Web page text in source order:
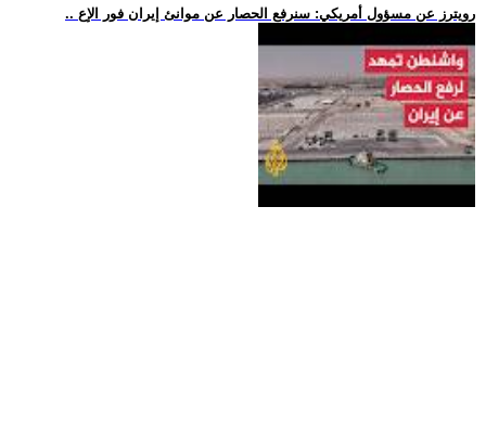
.. رويترز عن مسؤول أمريكي: سنرفع الحصار عن موانئ إيران فور الإع